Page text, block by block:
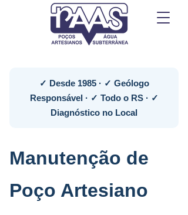
✓ Desde 1985 · ✓ Geólogo
Responsável · ✓ Todo o RS · ✓
Diagnóstico no Local
Manutenção de
Poço Artesiano